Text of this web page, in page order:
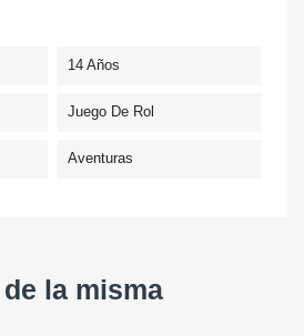
14 Años
Juego De Rol
Aventuras
la misma